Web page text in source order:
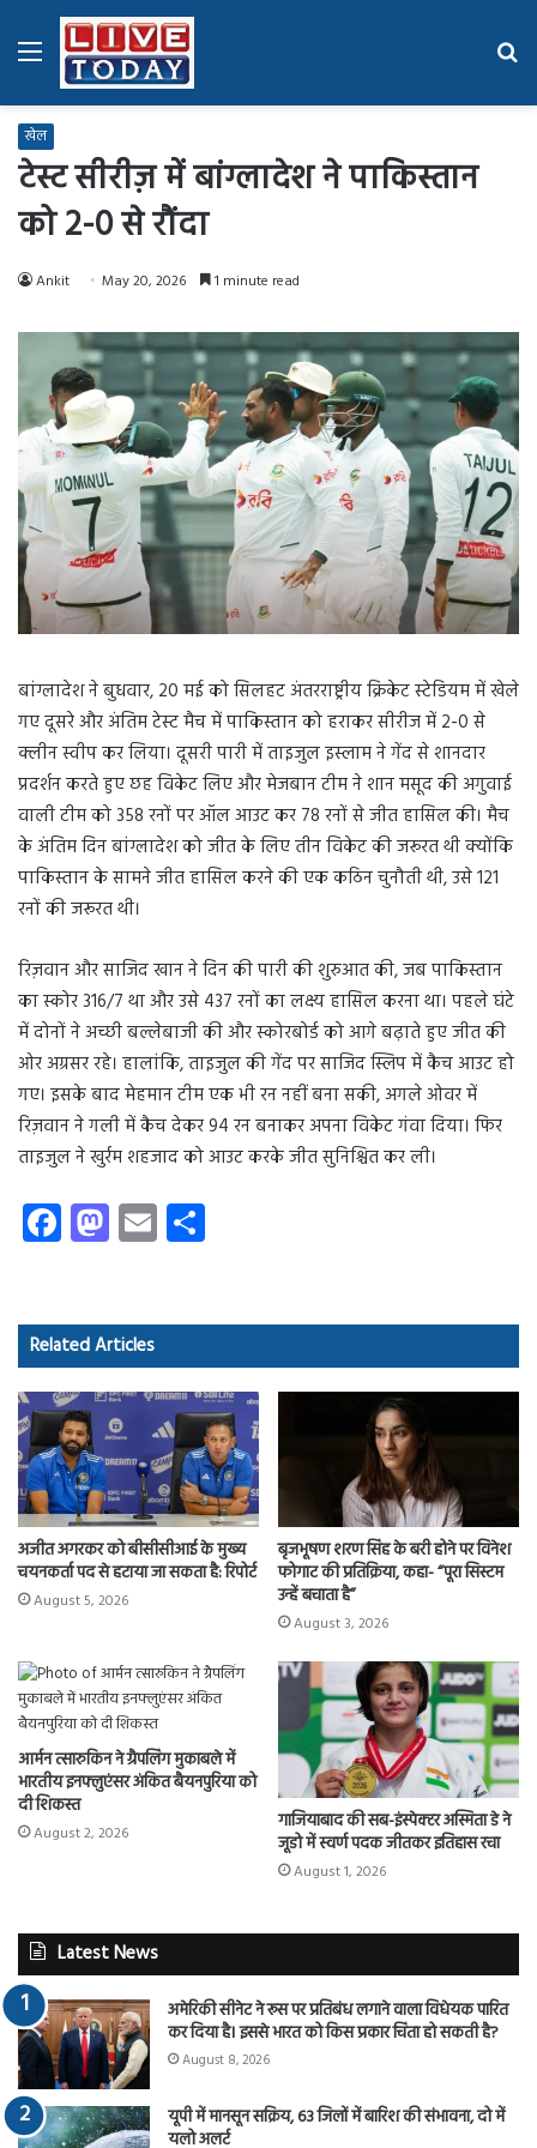
Menu
खेल
टेस्ट सीरीज़ में बांग्लादेश ने पाकिस्तान
को 2-0 से रौंदा
Ankit May 20, 2026 1 minute read
बांग्लादेश ने बुधवार, 20 मई को सिलहट अंतरराष्ट्रीय क्रिकेट स्टेडियम में खेले
गए दूसरे और अंतिम टेस्ट मैच में पाकिस्तान को हराकर सीरीज में 2-0 से
क्लीन स्वीप कर लिया। दूसरी पारी में ताइजुल इस्लाम ने गेंद से शानदार
प्रदर्शन करते हुए छह विकेट लिए और मेजबान टीम ने शान मसूद की अगुवाई
वाली टीम को 358 रनों पर ऑल आउट कर 78 रनों से जीत हासिल की। मैच
के अंतिम दिन बांग्लादेश को जीत के लिए तीन विकेट की जरूरत थी क्योंकि
पाकिस्तान के सामने जीत हासिल करने की एक कठिन चुनौती थी, उसे 121
रनों की जरूरत थी।
रिज़वान और साजिद खान ने दिन की पारी की शुरुआत की, जब पाकिस्तान
का स्कोर 316/7 था और उसे 437 रनों का लक्ष्य हासिल करना था। पहले घंटे
में दोनों ने अच्छी बल्लेबाजी की और स्कोरबोर्ड को आगे बढ़ाते हुए जीत की
ओर अग्रसर रहे। हालांकि, ताइजुल की गेंद पर साजिद स्लिप में कैच आउट हो
गए। इसके बाद मेहमान टीम एक भी रन नहीं बना सकी, अगले ओवर में
रिज़वान ने गली में कैच देकर 94 रन बनाकर अपना विकेट गंवा दिया। फिर
ताइजुल ने खुर्रम शहजाद को आउट करके जीत सुनिश्चित कर ली।
Fa
ce
o
ok
M
as
d
o
n
E
m
Related Articles
अजीत अगरकर को बीसीसीआई के मुख्य
चयनकर्ता पद से हटाया जा सकता है: रिपोर्ट
August 5, 2026
बृजभूषण शरण सिंह के बरी होने पर विनेश
फोगाट की प्रतिक्रिया, कहा- “पूरा सिस्टम
उन्हें बचाता है”
August 3, 2026
आर्मन त्सारुकिन ने ग्रैपलिंग मुकाबले में
भारतीय इनफ्लुएंसर अंकित बैयनपुरिया को
दी शिकस्त
August 2, 2026
गाजियाबाद की सब-इंस्पेक्टर अस्मिता डे ने
जूडो में स्वर्ण पदक जीतकर इतिहास रचा
August 1, 2026
Latest News
अमेरिकी सीनेट ने रूस पर प्रतिबंध लगाने वाला विधेयक पारित
कर दिया है। इससे भारत को किस प्रकार चिंता हो सकती है?
August 8, 2026
यूपी में मानसून सक्रिय, 63 जिलों में बारिश की संभावना, दो में
यलो अलर्ट